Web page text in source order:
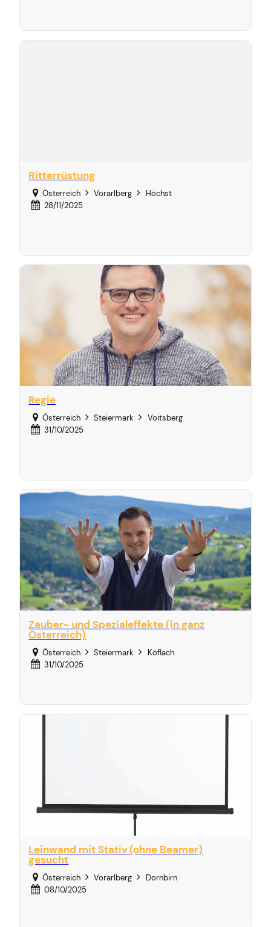
Ritterrüstung
Österreich Vorarlberg
Höchst
28/11/2025
Regie
Österreich Steiermark
Voitsberg
31/10/2025
Zauber- und Spezialeffekte (in ganz
Österreich)
Österreich Steiermark
Köflach
31/10/2025
Leinwand mit Stativ (ohne Beamer)
gesucht
Österreich Vorarlberg
Dornbirn
08/10/2025